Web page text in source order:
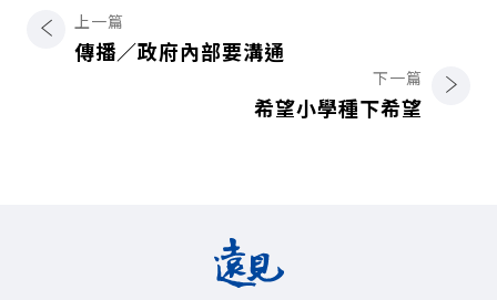
上一篇
傳播／政府內部要溝通
下一篇
希望小學種下希望